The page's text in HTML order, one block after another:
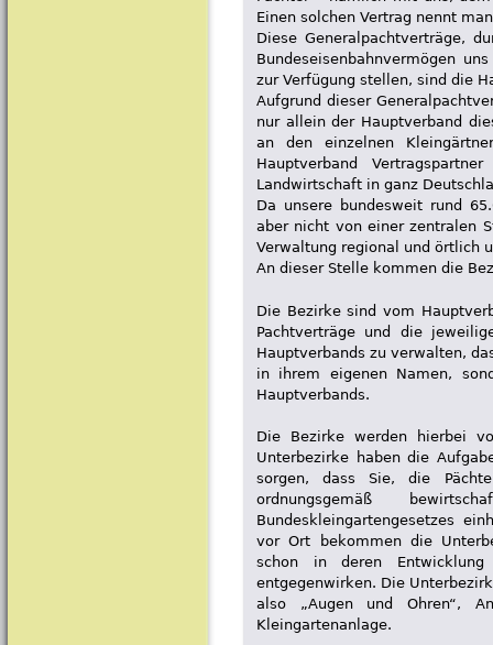
Einen solchen Vertrag nennt
Diese Generalpachtverträge,
Bundeseisenbahnvermögen
zur Verfügung stellen, sind die
Aufgrund dieser
nur allein der Hauptverband
an den einzelnen
Hauptverband
Landwirtschaft in ganz
Da unsere bundesweit rund
aber nicht von einer zentralen
Verwaltung regional und örtlich
An dieser Stelle kommen die
Die Bezirke sind vom
Pachtverträge und die
Hauptverbands zu verwalten,
in ihrem eigenen Namen,
Hauptverbands.
Die Bezirke werden hierbei
Unterbezirke haben die
sorgen, dass Sie, die
ordnungsgemäß
Bundeskleingartengesetzes
vor Ort bekommen die
schon in deren
entgegenwirken. Die
also „Augen und Ohren“,
Kleingartenanlage.